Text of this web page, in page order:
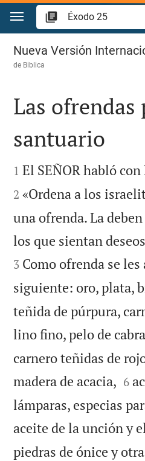
Ir a un contenido
Éxodo 25
Nueva Versión
de Biblica

Las ofrendas
santuario

1 El SEÑOR habló
2 «Ordena a los
una ofrenda. La
los que sientan
3 Como ofrenda se
siguiente: oro, plata,
teñida de púrpura,
lino fino, pelo de
carnero teñidas de
madera de acacia, 

6
lámparas, especias
aceite de la unción y
piedras de ónice y